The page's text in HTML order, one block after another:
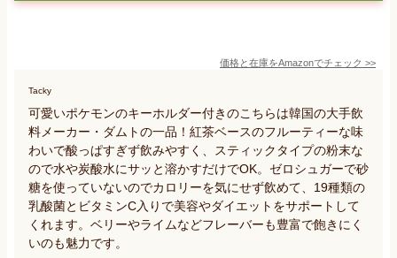
価格と在庫をAmazonでチェック >>
Tacky
可愛いポケモンのキーホルダー付きのこちらは韓国の大手飲
料メーカー・ダムトの一品！紅茶ベースのフルーティーな味
わいで酸っぱすぎず飲みやすく、スティックタイプの粉末な
ので水や炭酸水にサッと溶かすだけでOK。ゼロシュガーで砂
糖を使っていないのでカロリーを気にせず飲めて、19種類の
乳酸菌とビタミンC入りで美容やダイエットをサポートして
くれます。ベリーやライムなどフレーバーも豊富で飽きにく
いのも魅力です。